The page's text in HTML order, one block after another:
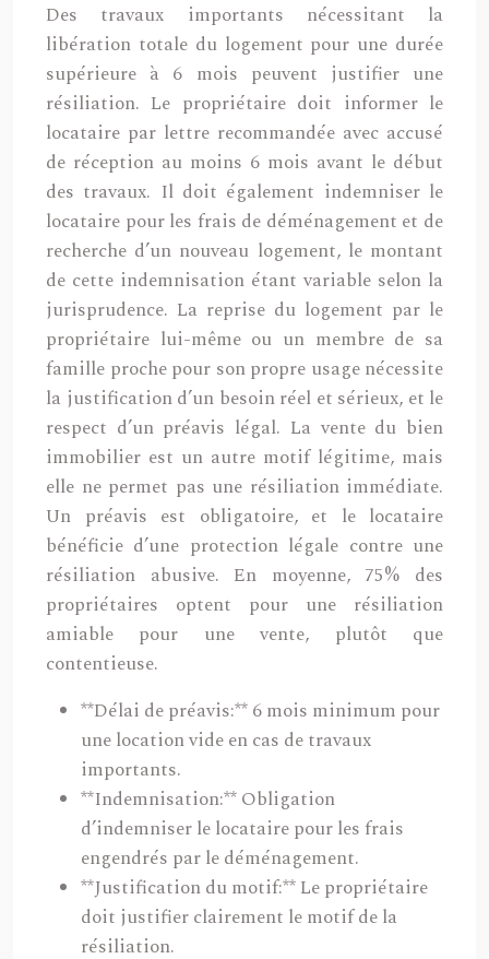
Des travaux importants nécessitant la
libération totale du logement pour une durée
supérieure à 6 mois peuvent justifier une
résiliation. Le propriétaire doit informer le
locataire par lettre recommandée avec accusé
de réception au moins 6 mois avant le début
des travaux. Il doit également indemniser le
locataire pour les frais de déménagement et de
recherche d’un nouveau logement, le montant
de cette indemnisation étant variable selon la
jurisprudence. La reprise du logement par le
propriétaire lui-même ou un membre de sa
famille proche pour son propre usage nécessite
la justification d’un besoin réel et sérieux, et le
respect d’un préavis légal. La vente du bien
immobilier est un autre motif légitime, mais
elle ne permet pas une résiliation immédiate.
Un préavis est obligatoire, et le locataire
bénéficie d’une protection légale contre une
résiliation abusive. En moyenne, 75% des
propriétaires optent pour une résiliation
amiable pour une vente, plutôt que
contentieuse.
**Délai de préavis:** 6 mois minimum pour
une location vide en cas de travaux
importants.
**Indemnisation:** Obligation
d’indemniser le locataire pour les frais
engendrés par le déménagement.
**Justification du motif:** Le propriétaire
doit justifier clairement le motif de la
résiliation.